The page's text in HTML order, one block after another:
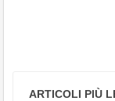
ARTICOLI PIÙ